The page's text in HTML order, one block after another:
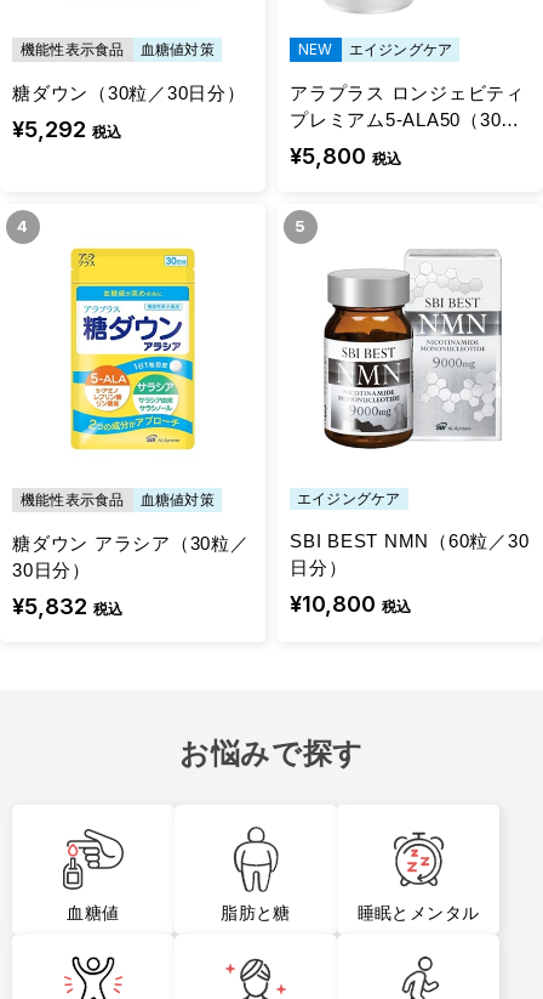
機能性表示食品 血糖値対策
糖ダウン（30粒／30日分）
¥5,292 税込
NEW エイジングケア
アラプラス ロンジェビティ
プレミアム5-ALA50（30日
分）
¥5,800 税込
4
機能性表示食品 血糖値対策
糖ダウン アラシア（30粒／
30日分）
¥5,832 税込
5
エイジングケア
SBI BEST NMN（60粒／30
日分）
¥10,800 税込
アラプラス ロンジェビテ
【定期コース】コンセン
お悩みで探す
血糖値 脂肪と糖 睡眠とメンタル